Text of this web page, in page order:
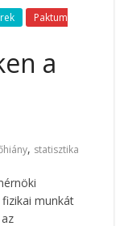
Paktum
a
, statisztika
munkát